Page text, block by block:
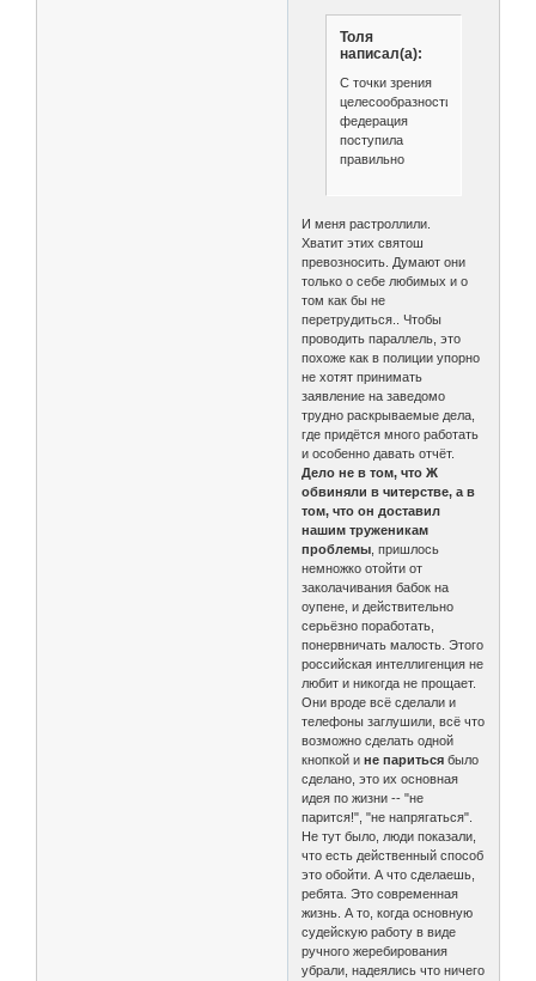
Толя
написал(а):
С точки зрения
целесообразности
федерация
поступила
правильно
И меня растроллили.
Хватит этих святош
превозносить. Думают они
только о себе любимых и о
том как бы не
перетрудиться.. Чтобы
проводить параллель, это
похоже как в полиции упорно
не хотят принимать
заявление на заведомо
трудно раскрываемые дела,
где придётся много работать
и особенно давать отчёт.
Дело не в том, что Ж
обвиняли в читерстве, а в
том, что он доставил
нашим труженикам
проблемы , пришлось
немножко отойти от
заколачивания бабок на
оупене, и действительно
серьёзно поработать,
понервничать малость. Этого
российская интеллигенция не
любит и никогда не прощает.
Они вроде всё сделали и
телефоны заглушили, всё что
возможно сделать одной
кнопкой ине париться было
сделано, это их основная
идея по жизни -- "не
парится!", "не напрягаться".
Не тут было, люди показали,
что есть действенный способ
это обойти. А что сделаешь,
ребята. Это современная
жизнь. А то, когда основную
судейскую работу в виде
ручного жеребирования
убрали, надеялись что ничего